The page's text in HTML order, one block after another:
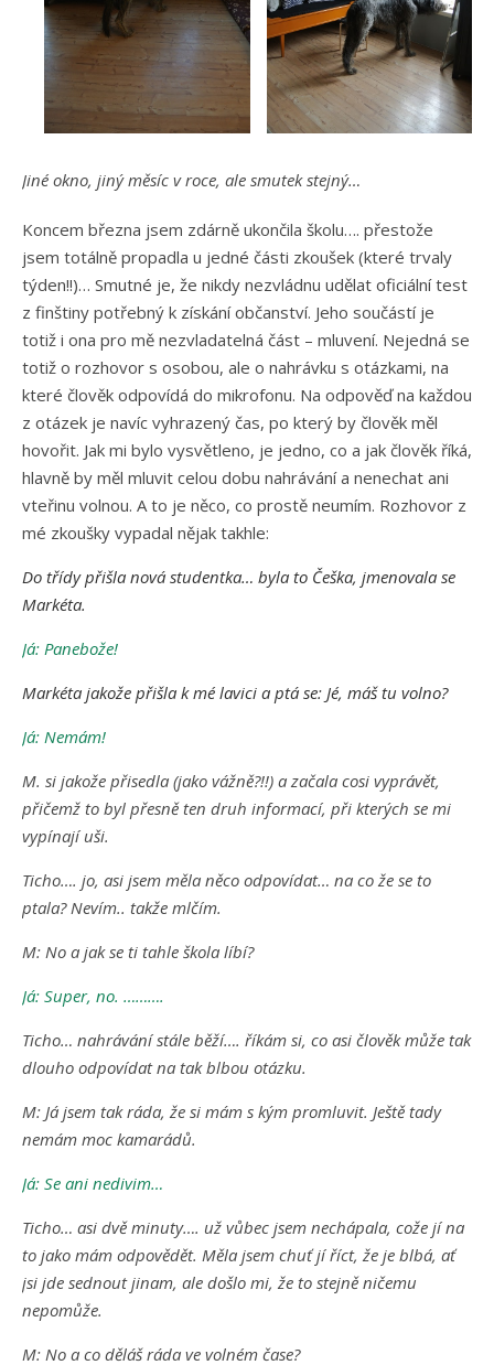
Jiné okno, jiný měsíc v roce, ale smutek stejný…
Koncem března jsem zdárně ukončila školu…. přestože
jsem totálně propadla u jedné části zkoušek (které trvaly
týden!!)… Smutné je, že nikdy nezvládnu udělat oficiální test
z finštiny potřebný k získání občanství. Jeho součástí je
totiž i ona pro mě nezvladatelná část – mluvení. Nejedná se
totiž o rozhovor s osobou, ale o nahrávku s otázkami, na
které člověk odpovídá do mikrofonu. Na odpověď na každou
z otázek je navíc vyhrazený čas, po který by člověk měl
hovořit. Jak mi bylo vysvětleno, je jedno, co a jak člověk říká,
hlavně by měl mluvit celou dobu nahrávání a nenechat ani
vteřinu volnou. A to je něco, co prostě neumím. Rozhovor z
mé zkoušky vypadal nějak takhle:
Do třídy přišla nová studentka… byla to Češka, jmenovala se
Markéta.
Já: Panebože!
Markéta jakože přišla k mé lavici a ptá se: Jé, máš tu volno?
Já: Nemám!
M. si jakože přisedla (jako vážně?!!) a začala cosi vyprávět,
přičemž to byl přesně ten druh informací, při kterých se mi
vypínají uši.
Ticho…. jo, asi jsem měla něco odpovídat… na co že se to
ptala? Nevím.. takže mlčím.
M: No a jak se ti tahle škola líbí?
Já: Super, no. ……….
Ticho… nahrávání stále běží…. říkám si, co asi člověk může tak
dlouho odpovídat na tak blbou otázku.
M: Já jsem tak ráda, že si mám s kým promluvit. Ještě tady
nemám moc kamarádů.
Já: Se ani nedivim…
Ticho… asi dvě minuty…. už vůbec jsem nechápala, cože jí na
to jako mám odpovědět. Měla jsem chuť jí říct, že je blbá, ať
jsi jde sednout jinam, ale došlo mi, že to stejně ničemu
nepomůže.
M: No a co děláš ráda ve volném čase?